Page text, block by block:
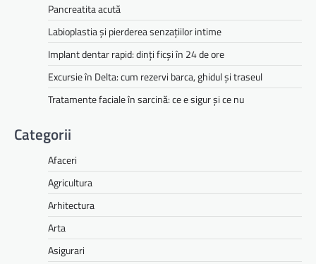
Pancreatita acută
Labioplastia și pierderea senzațiilor intime
Implant dentar rapid: dinți ficși în 24 de ore
Excursie în Delta: cum rezervi barca, ghidul și traseul
Tratamente faciale în sarcină: ce e sigur și ce nu
Categorii
Afaceri
Agricultura
Arhitectura
Arta
Asigurari